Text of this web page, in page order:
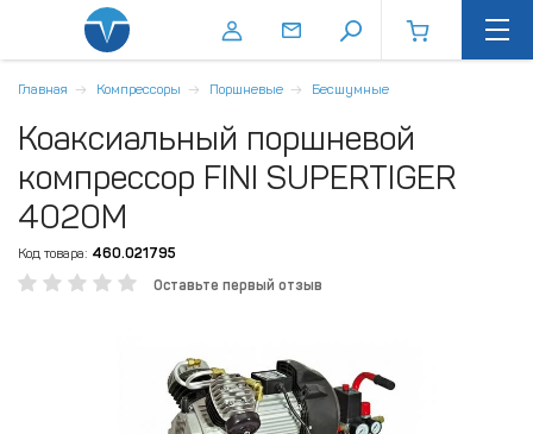
Главная Компрессоры Поршневые Бесшумные
Коаксиальный поршневой
компрессор FINI SUPERTIGER
4020M
Код товара: 460.021795
Оставьте первый отзыв